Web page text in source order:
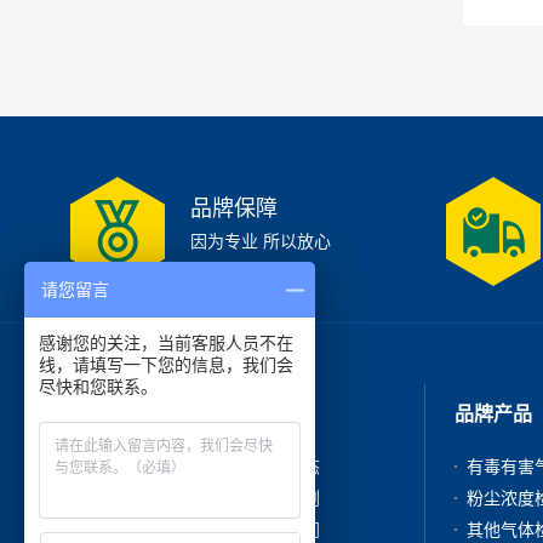
品牌保障
因为专业 所以放心
公司简介
新闻动态
成功案例
在线咨询
联系我们
品牌产品
请您留言
感谢您的关注，当前客服人员不在
线，请填写一下您的信息，我们会
尽快和您联系。